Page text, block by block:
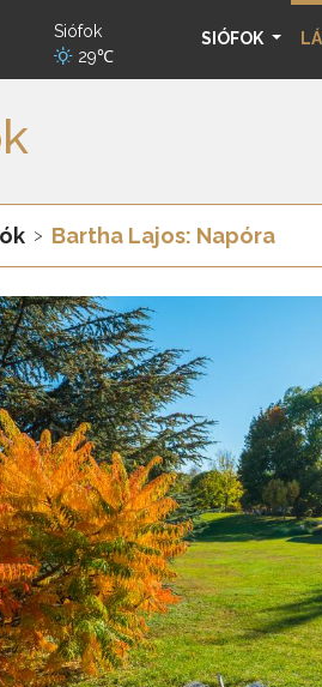
Siófok
29℃
SIÓFOK
Bartha Lajos: Napóra